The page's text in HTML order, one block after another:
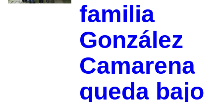
familia
González
Camarena
queda bajo